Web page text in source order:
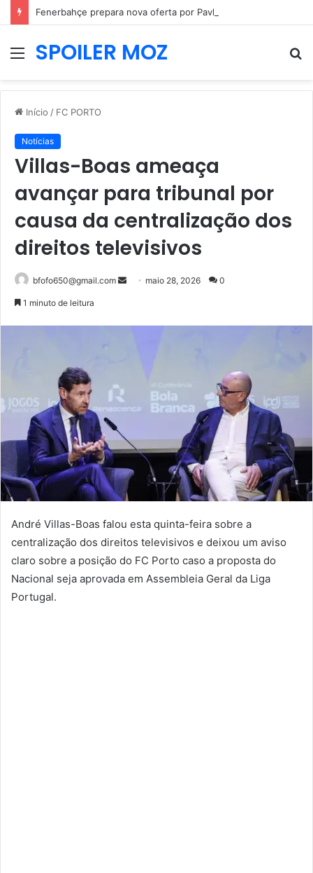
MenuSPOILER MOZ
Início / FC PORTO
Notícias
Villas-Boas ameaça
avançar para tribunal por
causa da centralização dos
direitos televisivos
bfofo650@gmail.com
Mandemaio 28, 2026 0
1 minuto de leitura
André Villas-Boas falou esta quinta-feira sobre a
centralização dos direitos televisivos e deixou um aviso
claro sobre a posição do FC Porto caso a proposta do
Nacional seja aprovada em Assembleia Geral da Liga
Portugal.